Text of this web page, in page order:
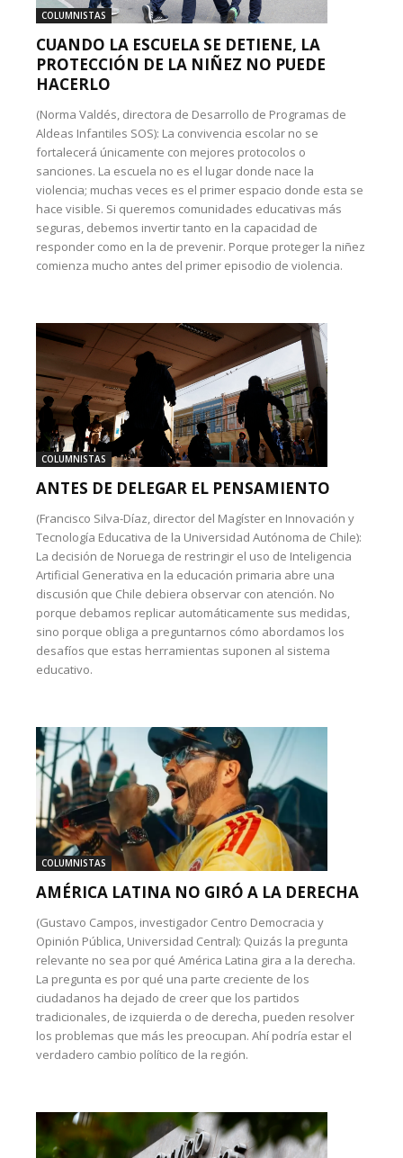
COLUMNISTAS
CUANDO LA ESCUELA SE DETIENE, LA
PROTECCIÓN DE LA NIÑEZ NO PUEDE
HACERLO
(Norma Valdés, directora de Desarrollo de Programas de
Aldeas Infantiles SOS): La convivencia escolar no se
fortalecerá únicamente con mejores protocolos o
sanciones. La escuela no es el lugar donde nace la
violencia; muchas veces es el primer espacio donde esta se
hace visible. Si queremos comunidades educativas más
seguras, debemos invertir tanto en la capacidad de
responder como en la de prevenir. Porque proteger la niñez
comienza mucho antes del primer episodio de violencia.
COLUMNISTAS
ANTES DE DELEGAR EL PENSAMIENTO
(Francisco Silva-Díaz, director del Magíster en Innovación y
Tecnología Educativa de la Universidad Autónoma de Chile):
La decisión de Noruega de restringir el uso de Inteligencia
Artificial Generativa en la educación primaria abre una
discusión que Chile debiera observar con atención. No
porque debamos replicar automáticamente sus medidas,
sino porque obliga a preguntarnos cómo abordamos los
desafíos que estas herramientas suponen al sistema
educativo.
COLUMNISTAS
AMÉRICA LATINA NO GIRÓ A LA DERECHA
(Gustavo Campos, investigador Centro Democracia y
Opinión Pública, Universidad Central): Quizás la pregunta
relevante no sea por qué América Latina gira a la derecha.
La pregunta es por qué una parte creciente de los
ciudadanos ha dejado de creer que los partidos
tradicionales, de izquierda o de derecha, pueden resolver
los problemas que más les preocupan. Ahí podría estar el
verdadero cambio político de la región.